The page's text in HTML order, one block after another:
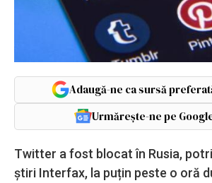
Adaugă-ne ca sursă
Urmărește-ne pe
Twitter a fost blocat în Rusia,
știri Interfax, la puțin peste o oră